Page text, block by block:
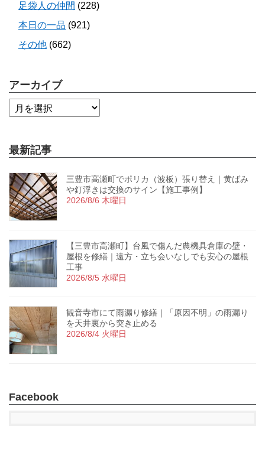
足袋人の仲間 (228)
本日の一品 (921)
その他 (662)
アーカイブ
最新記事
三豊市高瀬町でポリカ（波板）張り替え｜黄ばみ
や釘浮きは交換のサイン【施工事例】
2026/8/6 木曜日
【三豊市高瀬町】台風で傷んだ農機具倉庫の壁・
屋根を修繕｜遠方・立ち会いなしでも安心の屋根
工事
2026/8/5 水曜日
観音寺市にて雨漏り修繕｜「原因不明」の雨漏り
を天井裏から突き止める
2026/8/4 火曜日
Facebook